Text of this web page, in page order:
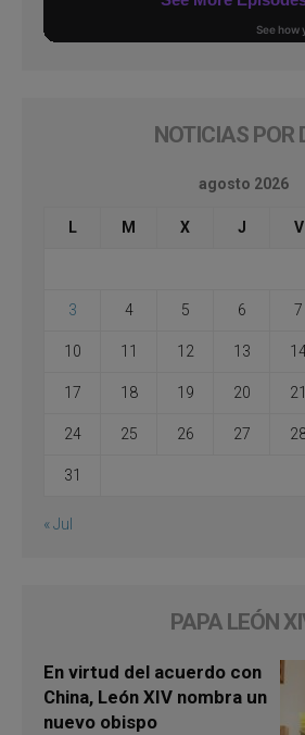
NOTICIAS POR
agosto 2026
L M X J V
3 4 5 6 7
10 11 12 13
17 18 19 20 21
24 25 26 27
31
« Jul
PAPA LEÓN
En virtud del acuerdo con
China, León XIV nombra un
nuevo obispo